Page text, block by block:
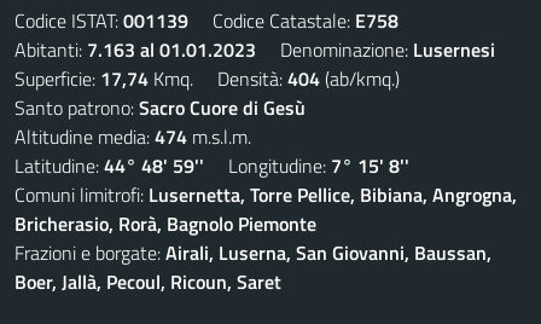
Codice ISTAT:001139 Codice Catastale: E758
Abitanti: 7.163 al 01.01.2023 Denominazione: Lusernesi
Superficie: 17,74 Kmq. Densità:404(ab/kmq.)
Santo patrono:Sacro Cuore di Gesù
Altitudine media:474 m.s.l.m.
Latitudine:44° 48' 59'' Longitudine: 7° 15' 8''
Comuni limitrofi: Lusernetta, Torre Pellice, Bibiana, Angrogna,
Bricherasio, Rorà, Bagnolo Piemonte
Frazioni e borgate:Airali, Luserna, San Giovanni, Baussan,
Boer, Jallà, Pecoul, Ricoun, Saret